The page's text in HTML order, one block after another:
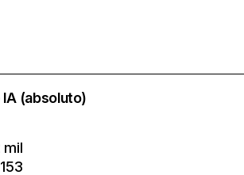
(absoluto)
mil
153